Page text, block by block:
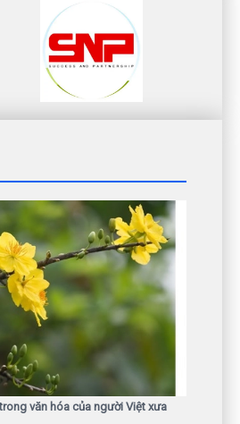
văn hóa của người Việt xưa